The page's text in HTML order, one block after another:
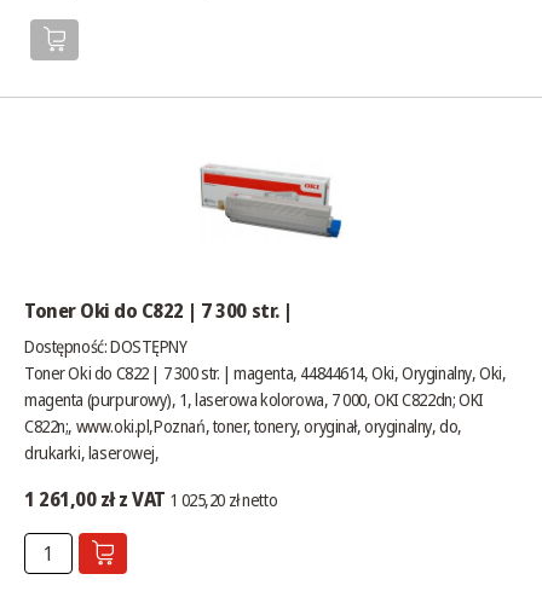
Toner Oki do C822 | 7 300 str. |
Dostępność:DOSTĘPNY
Toner Oki do C822 | 7 300 str. | magenta, 44844614, Oki, Oryginalny, Oki,
magenta (purpurowy), 1, laserowa kolorowa, 7 000, OKI C822dn; OKI
C822n;, www.oki.pl,Poznań, toner, tonery, oryginał, oryginalny, do,
drukarki, laserowej,
1 261,00 zł z VAT 1 025,20 zł netto